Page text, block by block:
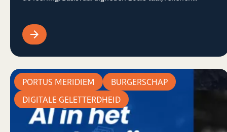
PORTUS MERIDIEM
BURGERSCHAP
DIGITALE GELETTERDHEID